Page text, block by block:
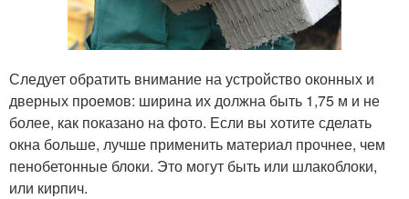
Следует обратить внимание на устройство оконных и
дверных проемов: ширина их должна быть 1,75 м и не
более, как показано на фото. Если вы хотите сделать
окна больше, лучше применить материал прочнее, чем
пенобетонные блоки. Это могут быть или шлакоблоки,
или кирпич.